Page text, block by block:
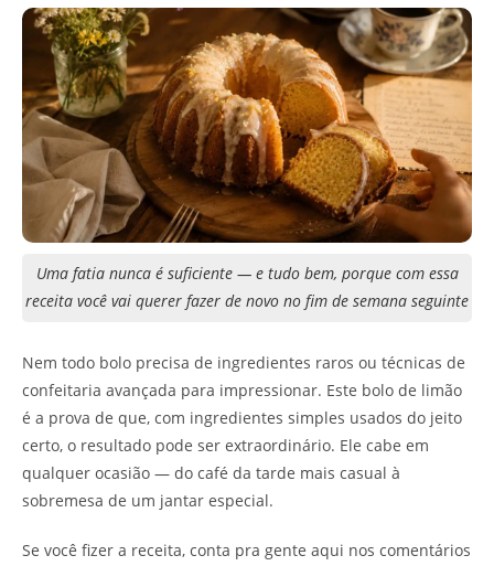
Uma fatia nunca é suficiente — e tudo bem, porque com essa
receita você vai querer fazer de novo no fim de semana seguinte
Nem todo bolo precisa de ingredientes raros ou técnicas de
confeitaria avançada para impressionar. Este bolo de limão
é a prova de que, com ingredientes simples usados do jeito
certo, o resultado pode ser extraordinário. Ele cabe em
qualquer ocasião — do café da tarde mais casual à
sobremesa de um jantar especial.
Se você fizer a receita, conta pra gente aqui nos comentários